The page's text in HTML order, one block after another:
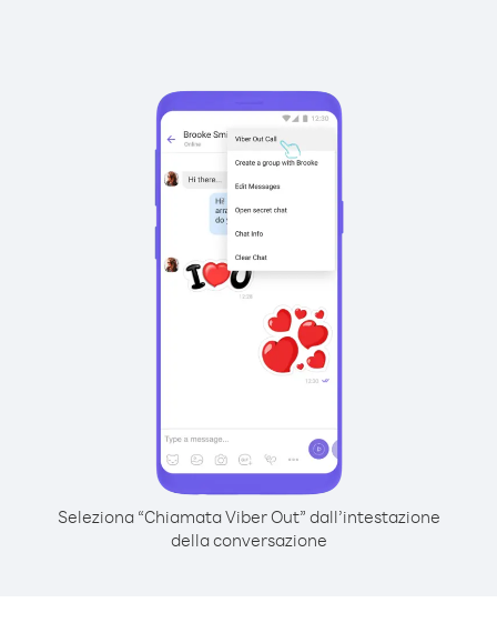
Seleziona “Chiamata Viber Out” dall’intestazione
della conversazione